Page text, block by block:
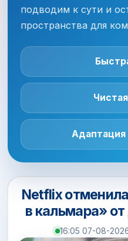
подводим к сути и
пространства для
Netflix
в кальмара»
16:05 07-08-